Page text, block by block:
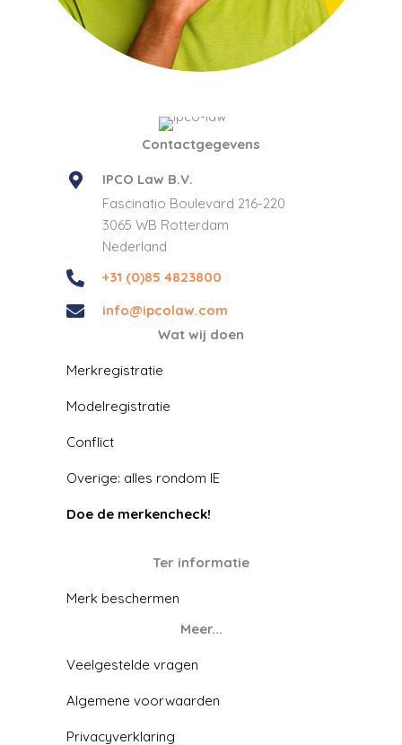
Contactgegevens
IPCO Law B.V.
Fascinatio Boulevard 216-220
3065 WB Rotterdam
Nederland
+31 (0)85 4823800
info@ipcolaw.com
Wat wij doen
Merkregistratie
Modelregistratie
Conflict
Overige: alles rondom IE
Doe de merkencheck!
Ter informatie
Merk beschermen
Meer...
Veelgestelde vragen
Algemene voorwaarden
Privacyverklaring